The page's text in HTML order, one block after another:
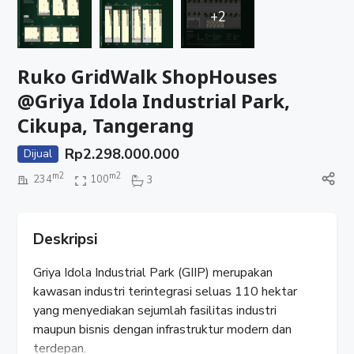
+2
Ruko GridWalk ShopHouses
@Griya Idola Industrial Park,
Cikupa, Tangerang
Dijual Rp2.298.000.000
234m2 100m2 3
Deskripsi
Griya Idola Industrial Park (GIIP) merupakan
kawasan industri terintegrasi seluas 110 hektar
yang menyediakan sejumlah fasilitas industri
maupun bisnis dengan infrastruktur modern dan
terdepan.